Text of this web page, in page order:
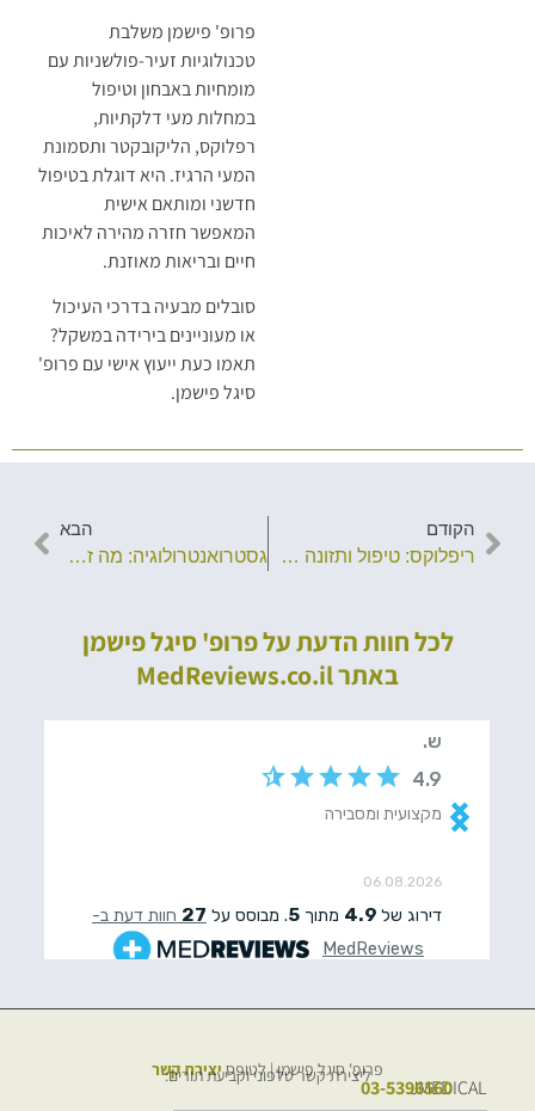
פרופ' פישמן משלבת
טכנולוגיות זעיר-פולשניות עם
מומחיות באבחון וטיפול
במחלות מעי דלקתיות,
רפלוקס, הליקובקטר ותסמונת
המעי הרגיז. היא דוגלת בטיפול
חדשני ומותאם אישית
המאפשר חזרה מהירה לאיכות
חיים ובריאות מאוזנת.
סובלים מבעיה בדרכי העיכול
או מעוניינים בירידה במשקל?
תאמו כעת ייעוץ אישי עם פרופ'
סיגל פישמן.
הקודם
ריפלוקס: טיפול ותזונה מומלצת להפחתת התסמינים
הבא
גסטרואנטרולוגיה: מה זה ומתי מומלץ לפנות לגסטרואנטרולוג/ית?
לכל חוות הדעת על פרופ' סיגל פישמן
באתר MedReviews.co.il
פרופ' סיגל פישמן | לטופסיצירת קשר
ליצירת קשר טלפוני וקביעת תורים:
JMEDICAL
03-5396560